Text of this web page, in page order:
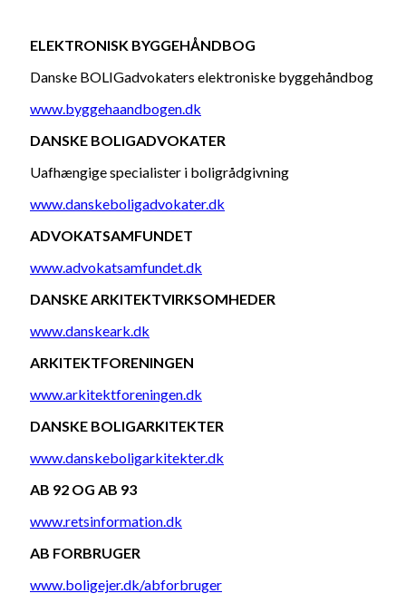
ELEKTRONISK BYGGEHÅNDBOG
Danske BOLIGadvokaters elektroniske byggehåndbog
www.byggehaandbogen.dk
DANSKE BOLIGADVOKATER
Uafhængige specialister i boligrådgivning
www.danskeboligadvokater.dk
ADVOKATSAMFUNDET
www.advokatsamfundet.dk
DANSKE ARKITEKTVIRKSOMHEDER
www.danskeark.dk
ARKITEKTFORENINGEN
www.arkitektforeningen.dk
DANSKE BOLIGARKITEKTER
www.danskeboligarkitekter.dk
AB 92 OG AB 93
www.retsinformation.dk
AB FORBRUGER
www.boligejer.dk/abforbruger